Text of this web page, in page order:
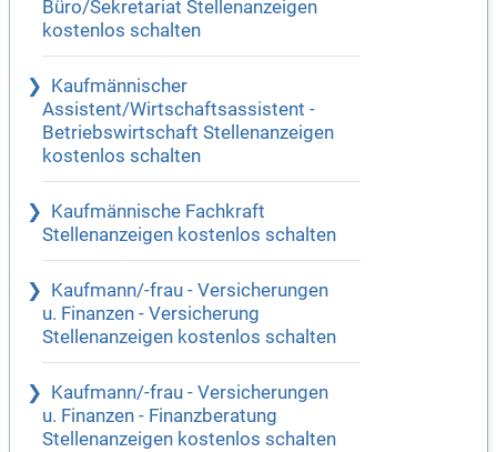
Büro/Sekretariat Stellenanzeigen
kostenlos schalten
Kaufmännischer
Assistent/Wirtschaftsassistent -
Betriebswirtschaft Stellenanzeigen
kostenlos schalten
Kaufmännische Fachkraft
Stellenanzeigen kostenlos schalten
Kaufmann/-frau - Versicherungen
u. Finanzen - Versicherung
Stellenanzeigen kostenlos schalten
Kaufmann/-frau - Versicherungen
u. Finanzen - Finanzberatung
Stellenanzeigen kostenlos schalten